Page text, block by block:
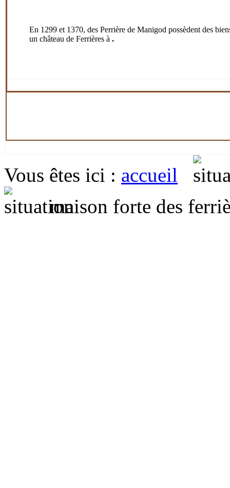
En 1299 et 1370, des Perrière de Manigod possèdent des
un château de Ferrières à .
Vous êtes ici : accueil
maison forte des